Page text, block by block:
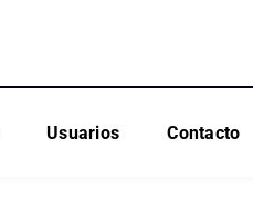
Usuarios Contacto